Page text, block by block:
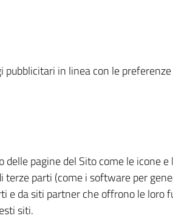
in linea con le
pagine del Sito come le icone
parti (come i software per
da siti partner che offrono le loro
siti.